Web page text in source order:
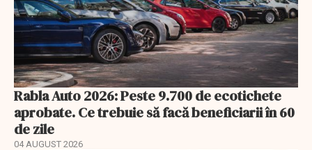
Rabla Auto 2026: Peste 9.700 de ecotichete
aprobate. Ce trebuie să facă beneficiarii în 60
de zile
04 AUGUST 2026